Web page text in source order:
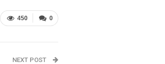
0
450
NEXT POST